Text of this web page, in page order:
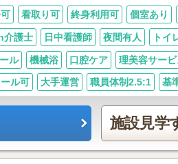
看取り可 終身利用可 個室あり
介護士 日中看護師 夜間有人 トイ
ル 機械浴 口腔ケア 理美容サービ
ル可 大手運営 職員体制2.5:1 基
施設見学